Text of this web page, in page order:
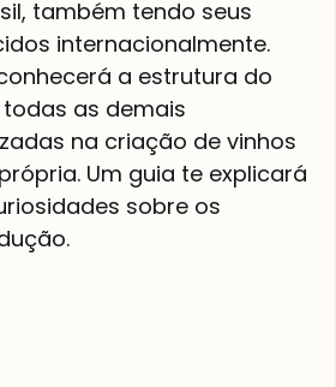
também tendo seus
internacionalmente.
a estrutura do
as demais
na criação de vinhos
Um guia te explicará
sobre os